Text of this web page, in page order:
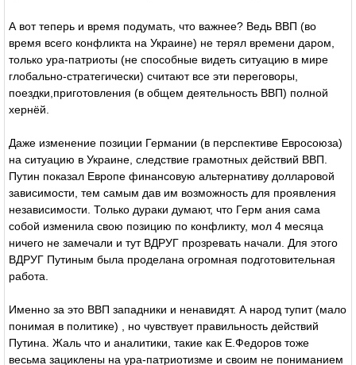
А вот теперь и время подумать, что важнее? Ведь ВВП (во
время всего конфликта на Украине) не терял времени даром,
только ура-патриоты (не способные видеть ситуацию в мире
глобально-стратегически) считают все эти переговоры,
поездки,приготовления (в общем деятельность ВВП) полной
хернёй.
Даже изменение позиции Германии (в перспективе Евросоюза)
на ситуацию в Украине, следствие грамотных действий ВВП.
Путин показал Европе финансовую альтернативу долларовой
зависимости, тем самым дав им возможность для проявления
независимости. Только дураки думают, что Герм ания сама
собой изменила свою позицию по конфликту, мол 4 месяца
ничего не замечали и тут ВДРУГ прозревать начали. Для этого
ВДРУГ Путиным была проделана огромная подготовительная
работа.
Именно за это ВВП западники и ненавидят. А народ тупит (мало
понимая в политике) , но чувствует правильность действий
Путина. Жаль что и аналитики, такие как Е.Федоров тоже
весьма зациклены на ура-патриотизме и своим не пониманием